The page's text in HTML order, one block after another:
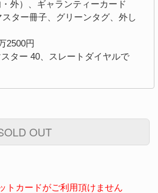
・外）、ギャランティーカード
スター冊子、グリーンタグ、外し
2500円
スター 40、スレートダイヤルで
OUT
トカードがご利用頂けません